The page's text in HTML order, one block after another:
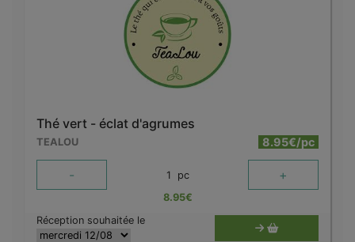
Thé vert - éclat d'agrumes
TEALOU 8.95€/pc
- 1 pc +
8.95€
Réception souhaitée le